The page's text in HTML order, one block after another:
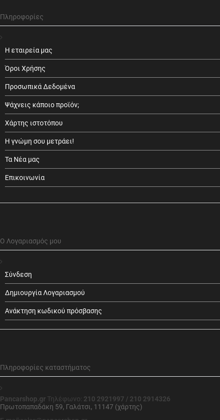
Πληροφορίες
Η εταιρεία μας
Όροι Χρήσης
Προσωπικά Δεδομένα
Ψάχνεις κάποιο προϊόν;
Χάρτης ιστοτόπου
Η γνώμη σου μετράει!
Τα Νέα μας
Επικοινωνία
Ο Λογαριασμός μου
Σύνδεση
Δημιουργία Λογαριασμού
Ανάκτηση κωδικού πρόσβασης
Πληροφορίες καταστήματος
Pancarshop.gr Τηλέφωνο: 210 2921997 / 210 2914326
Πρωτοπαπαδάκη 59, Γαλάτσι, 11147 (χάρτης)